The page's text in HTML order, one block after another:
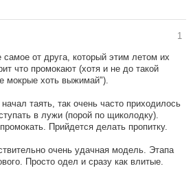
1
от друга, который этим летом их
что промокают (хотя и не до такой
мокрые хоть выжимай").
таять, так очень часто приходилось
в лужи (порой по щиколодку).
Прийдется делать пропитку.
очень удачная модель. Этапа
Просто одел и сразу как влитые.